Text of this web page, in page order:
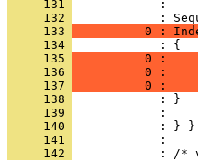
     131
            :
     132
     133
0 :
     134
     135
0 :
     136
0 :
     137
0 :
     138
     139
     140
     141
     142